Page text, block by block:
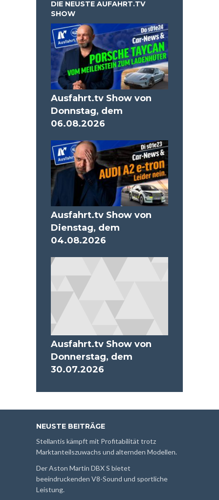
DIE NEUSTE AUFAHRT.TV
SHOW
Ausfahrt.tv Show von
Donnstag, dem
06.08.2026
Ausfahrt.tv Show von
Dienstag, dem
04.08.2026
Ausfahrt.tv Show von
Donnerstag, dem
30.07.2026
NEUSTE BEITRÄGE
Stellantis kämpft mit Profitabilität trotz
Marktanteilszuwachs und alternden Modellen.
Der Aston Martin DBX S bietet
beeindruckenden V8-Sound und sportliche
Leistung.